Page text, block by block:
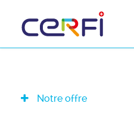
Notre offre